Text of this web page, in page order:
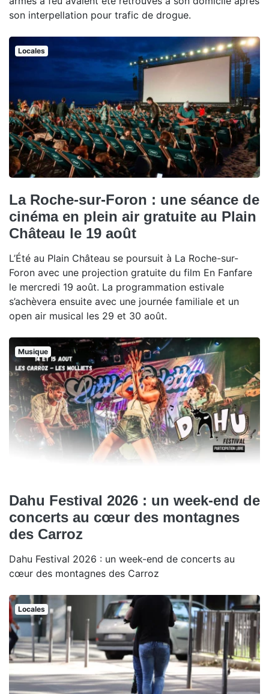
son interpellation pour trafic de drogue.
Locales
La Roche-sur-Foron : une séance de
cinéma en plein air gratuite au Plain
Château le 19 août
L’Été au Plain Château se poursuit à La Roche-sur-
Foron avec une projection gratuite du film En Fanfare
le mercredi 19 août. La programmation estivale
s’achèvera ensuite avec une journée familiale et un
open air musical les 29 et 30 août.
Musique
Dahu Festival 2026 : un week-end de
concerts au cœur des montagnes
des Carroz
Dahu Festival 2026 : un week-end de concerts au
cœur des montagnes des Carroz
Locales